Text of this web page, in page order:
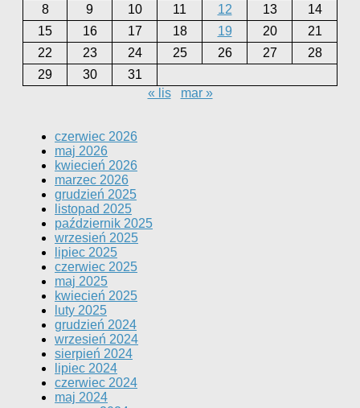
8
9 10 11 12 13
14
15
16 17 18 19 20
21
22
23 24 25 26 27
28
29
30
31
« lis
mar »
czerwiec 2026
maj 2026
kwiecień 2026
marzec 2026
grudzień 2025
listopad 2025
październik 2025
wrzesień 2025
lipiec 2025
czerwiec 2025
maj 2025
kwiecień 2025
luty 2025
grudzień 2024
wrzesień 2024
sierpień 2024
lipiec 2024
czerwiec 2024
maj 2024